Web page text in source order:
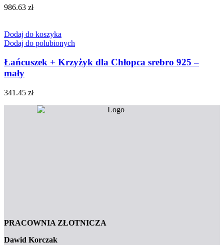
986.63 zł
Dodaj do koszyka
Dodaj do polubionych
Łańcuszek + Krzyżyk dla Chłopca srebro 925 –
mały
341.45 zł
PRACOWNIA ZŁOTNICZA
Dawid Korczak